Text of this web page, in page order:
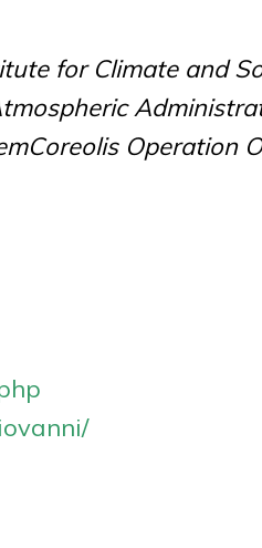
for Climate and
Operation